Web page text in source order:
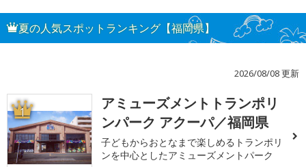
夏の人気スポットランキング【福岡県】
2026/08/08 更新
1
アミューズメントトランポリ
ンパーク アクーパ／福岡県
子どもからおとなまで楽しめるトランポリ
ンを中心としたアミューズメントパーク